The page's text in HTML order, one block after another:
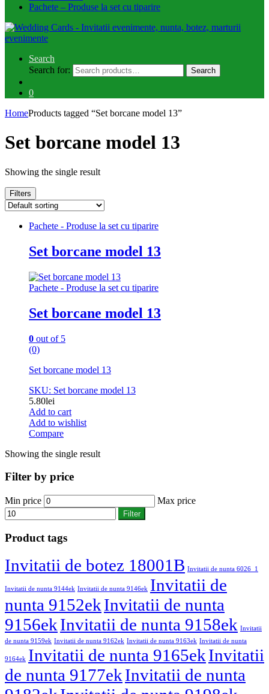
Pachete – Produse la set cu tiparire
Search
Search for:
Search
0
HomeProducts tagged “Set borcane model 13”
Set borcane model 13
Showing the single result
Filters
Pachete - Produse la set cu tiparire
Set borcane model 13
Pachete - Produse la set cu tiparire
Set borcane model 13
0 out of 5
(0)
Set borcane model 13
SKU: Set borcane model 13
5.80lei
Add to cart
Add to wishlist
Compare
Showing the single result
Filter by price
Min price Max price
Filter
Product tags
Invitatii de botez 18001B Invitatii de nunta 6026_1
Invitatii de nunta 9144ek Invitatii de nunta 9146ek Invitatii de
nunta 9152ekInvitatii de nunta
9156ekInvitatii de nunta 9158ek Invitatii
de nunta 9159ek Invitatii de nunta 9162ek Invitatii de nunta 9163ek Invitatii de nunta
9164ek Invitatii de nunta 9165ekInvitatii
de nunta 9177ekInvitatii de nunta